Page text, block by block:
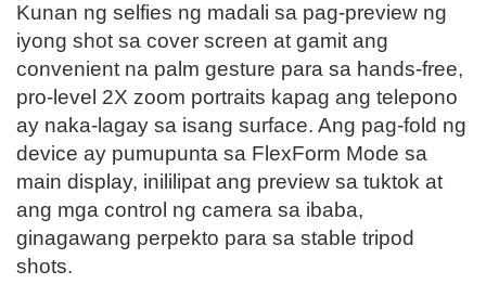
Kunan ng selfies ng madali sa pag-preview ng
iyong shot sa cover screen at gamit ang
convenient na palm gesture para sa hands-free,
pro-level 2X zoom portraits kapag ang telepono
ay naka-lagay sa isang surface. Ang pag-fold ng
device ay pumupunta sa FlexForm Mode sa
main display, inililipat ang preview sa tuktok at
ang mga control ng camera sa ibaba,
ginagawang perpekto para sa stable tripod
shots.